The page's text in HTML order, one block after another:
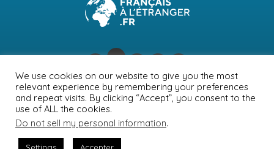
NEWSLETTER PUBLICITÉ CONTACTS
MENTIONS LÉGALES
POLITIQUE DE CONFIDENTIALITÉ
We use cookies on our website to give you the most
relevant experience by remembering your preferences
and repeat visits. By clicking “Accept”, you consent to the
use of ALL the cookies.
Do not sell my personal information.